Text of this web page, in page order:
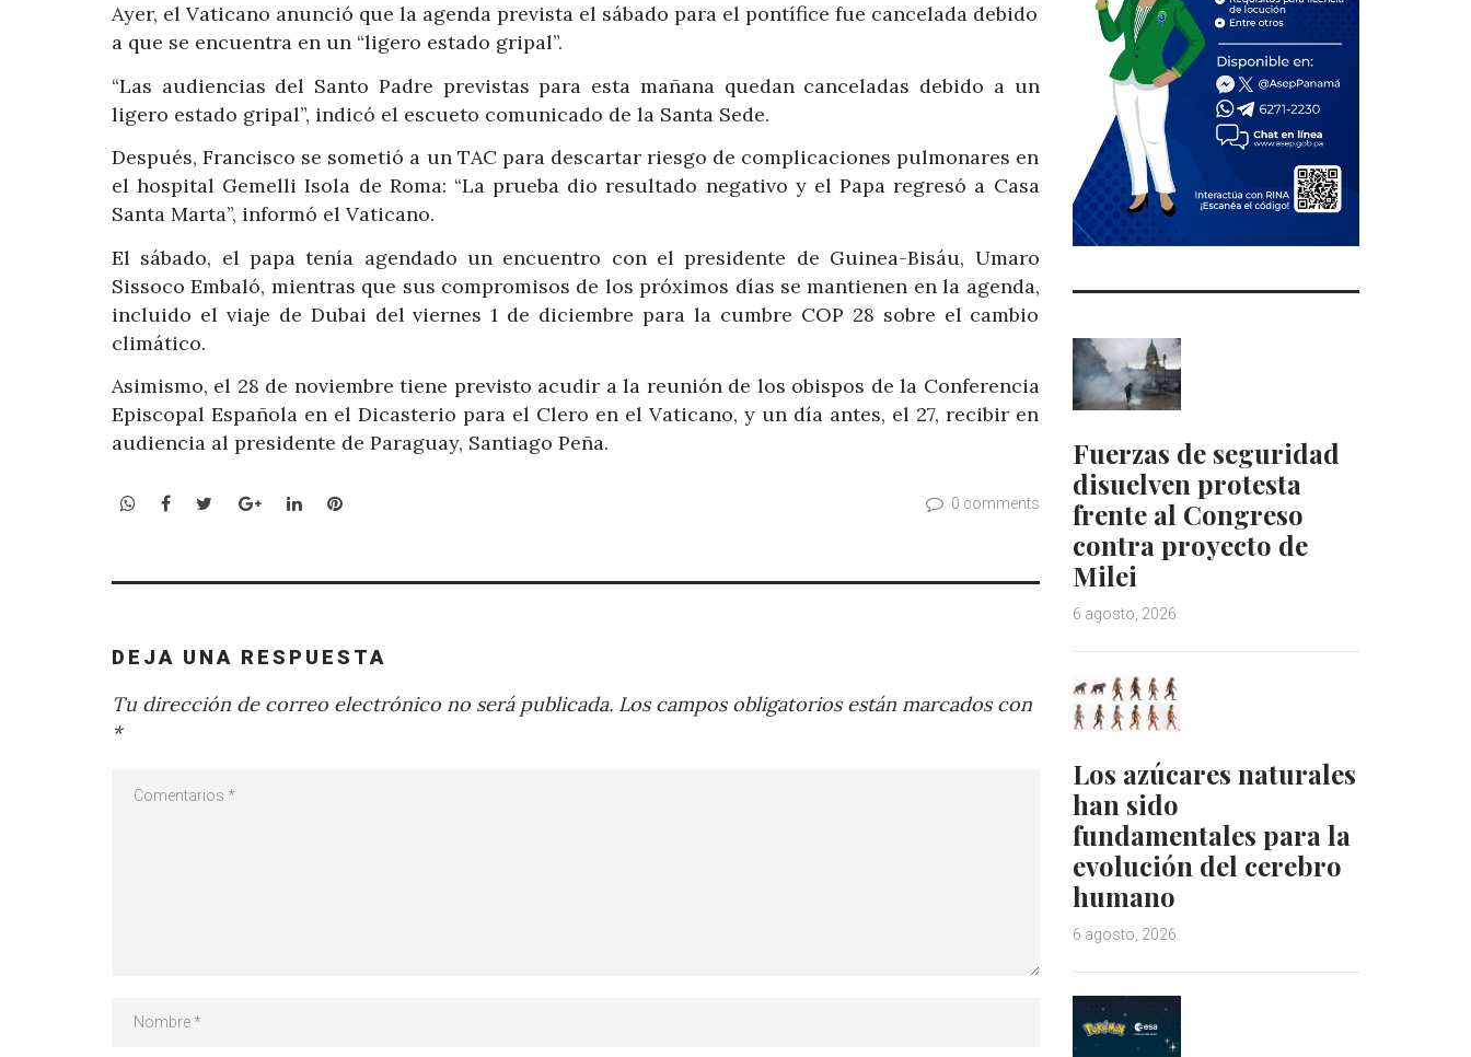
Ayer, el Vaticano anunció que la agenda prevista el sábado para el pontífice fue cancelada debido
a que se encuentra en un “ligero estado gripal”.
“Las audiencias del Santo Padre previstas para esta mañana quedan canceladas debido a un
ligero estado gripal”, indicó el escueto comunicado de la Santa Sede.
Después, Francisco se sometió a un TAC para descartar riesgo de complicaciones pulmonares en
el hospital Gemelli Isola de Roma: “La prueba dio resultado negativo y el Papa regresó a Casa
Santa Marta”, informó el Vaticano.
El sábado, el papa tenía agendado un encuentro con el presidente de Guinea-Bisáu, Umaro
Sissoco Embaló, mientras que sus compromisos de los próximos días se mantienen en la agenda,
incluido el viaje de Dubai del viernes 1 de diciembre para la cumbre COP 28 sobre el cambio
climático.
Asimismo, el 28 de noviembre tiene previsto acudir a la reunión de los obispos de la Conferencia
Episcopal Española en el Dicasterio para el Clero en el Vaticano, y un día antes, el 27, recibir en
audiencia al presidente de Paraguay, Santiago Peña.
WhatsApp
Facebook
TwitterGoogle+LinkedInPinterest 0 comments
DEJA UNA RESPUESTA
Tu dirección de correo electrónico no será publicada. Los campos obligatorios están marcados con
*
Fuerzas de seguridad
disuelven protesta
frente al Congreso
contra proyecto de
Milei
6 agosto, 2026
Los azúcares naturales
han sido
fundamentales para la
evolución del cerebro
humano
6 agosto, 2026